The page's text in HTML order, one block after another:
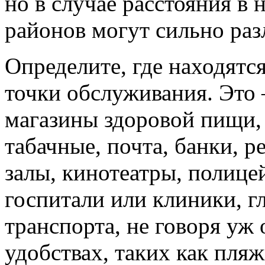
районов могут сильно
Определите, где
точки обслуживания.
магазины здоровой
табачные, почта, банки,
залы, кинотеатры,
госпитали или клиники,
транспорта, не говоря
удобствах, таких как